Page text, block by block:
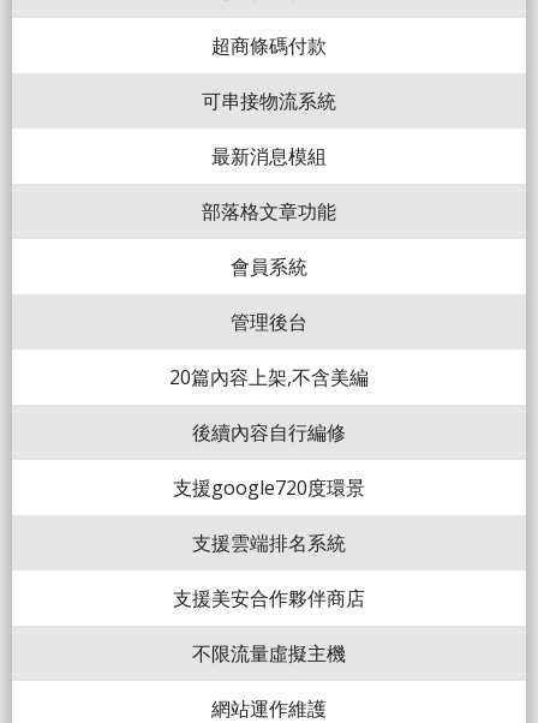
超商條碼付款
可串接物流系統
最新消息模組
部落格文章功能
會員系統
管理後台
20篇內容上架,不含美編
後續內容自行編修
支援google720度環景
支援雲端排名系統
支援美安合作夥伴商店
不限流量虛擬主機
網站運作維護